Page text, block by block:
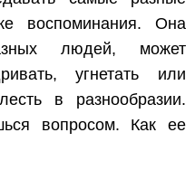
воспоминания. Она
людей, может
угнетать или
в разнообразии.
вопросом. Как ее